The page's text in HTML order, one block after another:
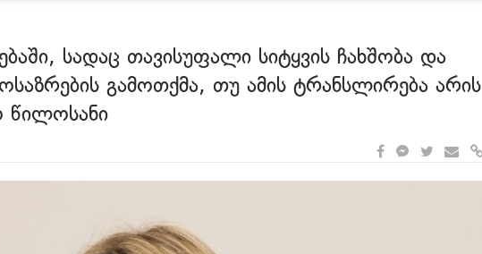
სადაც თავისუფალი სიტყვის ჩახშობა და
გამოთქმა, თუ ამის ტრანსლირება არის
წილოსანი